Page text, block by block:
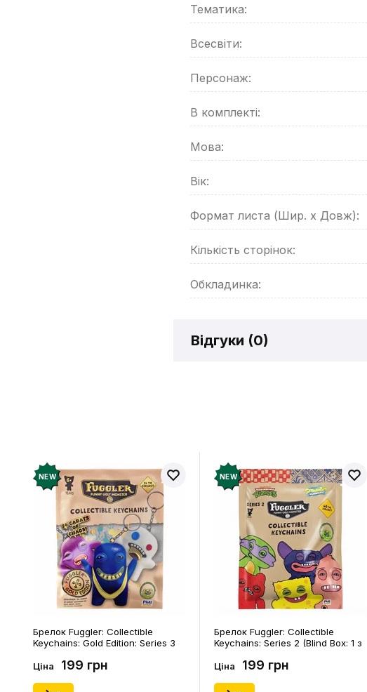
Тематика:
Всесвіти:
Персонаж:
В комплекті:
Мова:
Вік:
Формат листа (Шир. х Довж):
Кількість сторінок:
Обкладинка:
Відгуки (0)
NEW
Брелок Fuggler: Collectible
Keychains: Gold Edition: Series 3
Ціна 199 грн
NEW
Брелок Fuggler: Collectible
Keychains: Series 2 (Blind Box: 1 з
Ціна 199 грн